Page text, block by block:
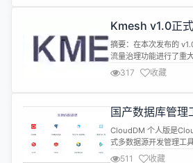
过这个平台，用户可以快速访问到权威的数据源
Kmesh v1.0正
升网络流量管理
摘要：在本次发布的
流量治理功能进行了重
管理的效率和安全性。
《Kmesh v1.0正式发布
Sidecarless服务网格》
版本 [1]正式发布。在此
317 收藏
国产数据库管
版 v3.0.0 发布
CloudDM 个人版是
式多数据源开发管理工
管理MySQL、Oracle
511 收藏